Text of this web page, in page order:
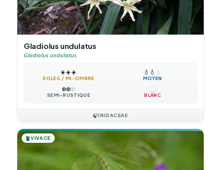
Gladiolus undulatus
Gladiolus undulatus
☀️☀️☀️
SOLEIL / MI-OMBRE
💧 💧 💧
MOYEN
❄️❄️❄️
SEMI-RUSTIQUE BLANC
🍃IRIDACEAE
🪴VIVACE